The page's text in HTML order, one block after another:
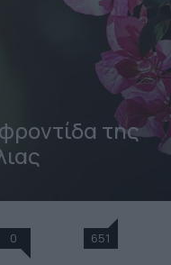
της
0 651